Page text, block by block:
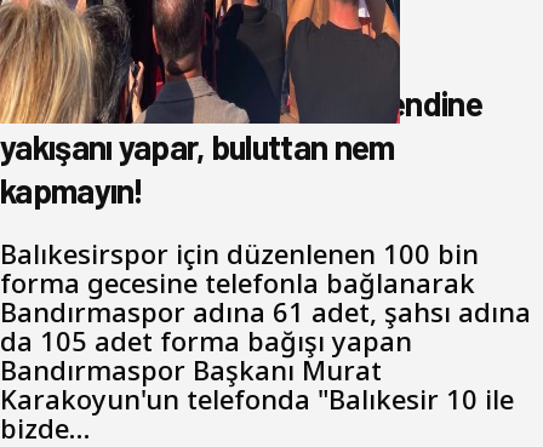
kapmayın!
Oğuzbeyi’nden Balıkesirspor
yönetimine cevap : Herkes kendine
yakışanı yapar, buluttan nem
kapmayın!
Balıkesirspor için düzenlenen 100 bin
forma gecesine telefonla bağlanarak
Bandırmaspor adına 61 adet, şahsı adına
da 105 adet forma bağışı yapan
Bandırmaspor Başkanı Murat
Karakoyun'un telefonda "Balıkesir 10 ile
bizde…